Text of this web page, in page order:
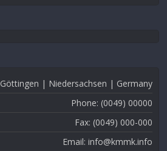
Göttingen | Niedersachsen | Germany
Phone: (0049) 00000
Fax: (0049) 000-000
Email: info@kmmk.info